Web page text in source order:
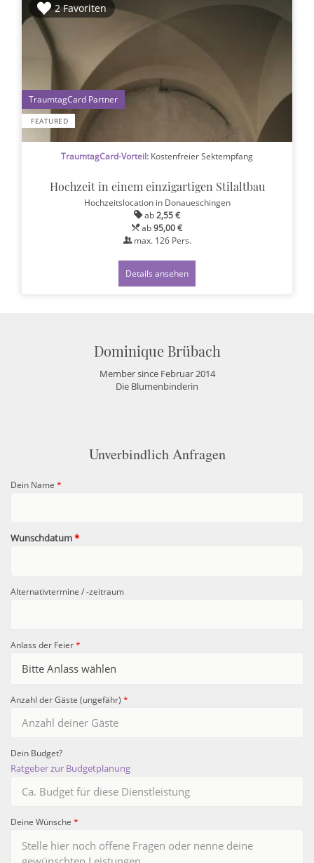
2 Favoriten
FEATURED
TraumtagCard-Vorteil: Kostenfreier Sektempfang
Hochzeit in einem einzigartigen Stilaltbau
Hochzeitslocation in Donaueschingen
ab2,55 €
ab95,00 €
max. 126Pers.
Details ansehen
Dominique Brübach
Member since Februar 2014
Die Blumenbinderin
Unverbindlich Anfragen
Dein Name *
Wunschdatum*
Alternativtermine / -zeitraum
Anlass der Feier*
Anzahl der Gäste (ungefähr) *
Dein Budget?
Ratgeber zur Budgetplanung
Deine Wünsche *